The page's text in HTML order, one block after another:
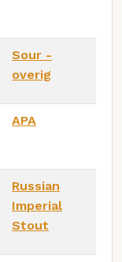
Sour -
overig
APA
Russian
Imperial
Stout